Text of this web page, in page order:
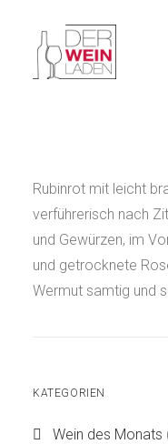
Rubinrot mit leicht
verführerisch nach
und Gewürzen, im
und getrocknete
Wermut samtig und
KATEGORIEN
Wein des Monats